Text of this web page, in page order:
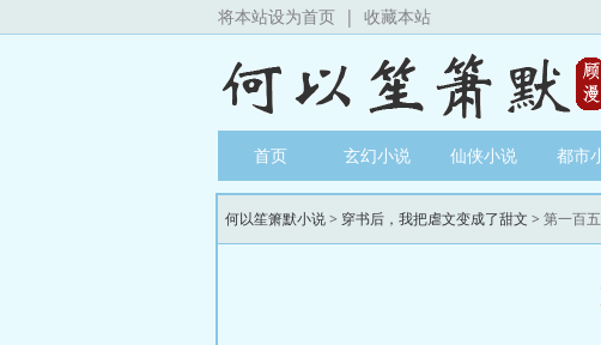
将本站设为首页 | 收藏本站
首页 玄幻小说 仙侠小说 都市
何以笙箫默小说> 穿书后，我把虐文变成了甜文 > 第一百